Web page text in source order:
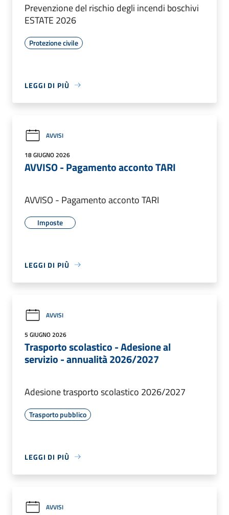
Prevenzione del rischio degli incendi boschivi
ESTATE 2026
Protezione civile
LEGGI DI PIÙ
AVVISI
18 GIUGNO 2026
AVVISO - Pagamento acconto TARI
AVVISO - Pagamento acconto TARI
Imposte
LEGGI DI PIÙ
AVVISI
5 GIUGNO 2026
Trasporto scolastico - Adesione al
servizio - annualità 2026/2027
Adesione trasporto scolastico 2026/2027
Trasporto pubblico
LEGGI DI PIÙ
AVVISI